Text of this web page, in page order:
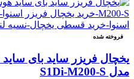
فروخته شده
مدل S1Di-M200-S